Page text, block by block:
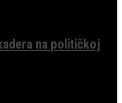
na političkoj